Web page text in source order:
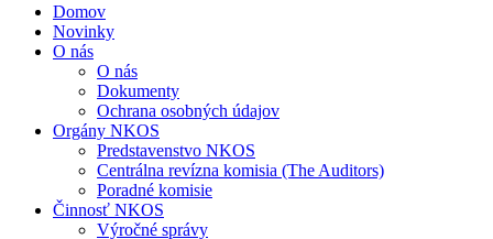
Domov
Novinky
O nás
O nás
Dokumenty
Ochrana osobných údajov
Orgány NKOS
Predstavenstvo NKOS
Centrálna revízna komisia (The Auditors)
Poradné komisie
Činnosť NKOS
Výročné správy